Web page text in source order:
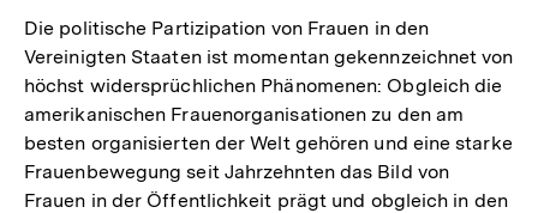
Die politische Partizipation von Frauen in den
Vereinigten Staaten ist momentan gekennzeichnet von
höchst widersprüchlichen Phänomenen: Obgleich die
amerikanischen Frauenorganisationen zu den am
besten organisierten der Welt gehören und eine starke
Frauenbewegung seit Jahrzehnten das Bild von
Frauen in der Öffentlichkeit prägt und obgleich in den